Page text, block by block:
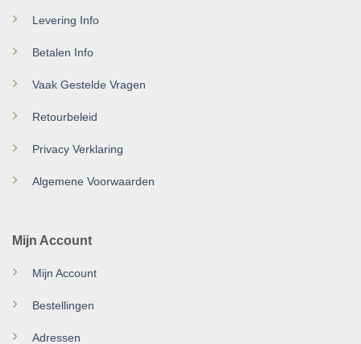
Levering Info
Betalen Info
Vaak Gestelde Vragen
Retourbeleid
Privacy Verklaring
Algemene Voorwaarden
Mijn Account
Mijn Account
Bestellingen
Adressen